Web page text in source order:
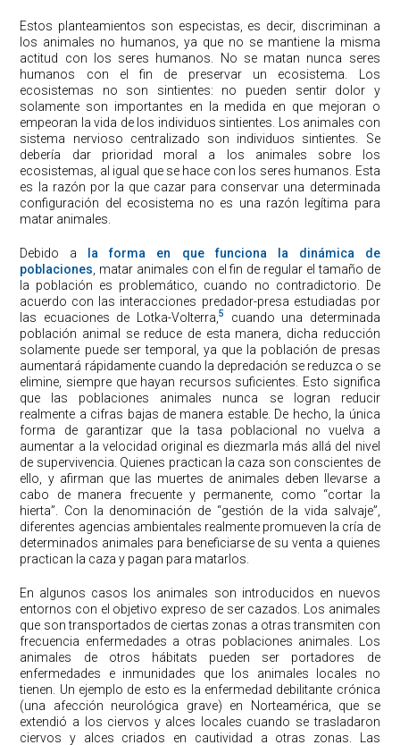
Estos planteamientos son especistas, es decir, discriminan a
los animales no humanos, ya que no se mantiene la misma
actitud con los seres humanos. No se matan nunca seres
humanos con el fin de preservar un ecosistema. Los
ecosistemas no son sintientes: no pueden sentir dolor y
solamente son importantes en la medida en que mejoran o
empeoran la vida de los individuos sintientes. Los animales con
sistema nervioso centralizado son individuos sintientes. Se
debería dar prioridad moral a los animales sobre los
ecosistemas, al igual que se hace con los seres humanos. Esta
es la razón por la que cazar para conservar una determinada
configuración del ecosistema no es una razón legítima para
matar animales.
Debido a
la forma en que funciona la dinámica de
poblaciones , matar animales con el fin de regular el tamaño de
la población es problemático, cuando no contradictorio. De
acuerdo con las interacciones predador-presa estudiadas por
las ecuaciones de Lotka-Volterra, 5
cuando una determinada
población animal se reduce de esta manera, dicha reducción
solamente puede ser temporal, ya que la población de presas
aumentará rápidamente cuando la depredación se reduzca o se
elimine, siempre que hayan recursos suficientes. Esto significa
que las poblaciones animales nunca se logran reducir
realmente a cifras bajas de manera estable. De hecho, la única
forma de garantizar que la tasa poblacional no vuelva a
aumentar a la velocidad original es diezmarla más allá del nivel
de supervivencia. Quienes practican la caza son conscientes de
ello, y afirman que las muertes de animales deben llevarse a
cabo de manera frecuente y permanente, como “cortar la
hierta”. Con la denominación de “gestión de la vida salvaje”,
diferentes agencias ambientales realmente promueven la cría de
determinados animales para beneficiarse de su venta a quienes
practican la caza y pagan para matarlos.
En algunos casos los animales son introducidos en nuevos
entornos con el objetivo expreso de ser cazados. Los animales
que son transportados de ciertas zonas a otras transmiten con
frecuencia enfermedades a otras poblaciones animales. Los
animales de otros hábitats pueden ser portadores de
enfermedades e inmunidades que los animales locales no
tienen. Un ejemplo de esto es la enfermedad debilitante crónica
(una afección neurológica grave) en Norteamérica, que se
extendió a los ciervos y alces locales cuando se trasladaron
ciervos y alces criados en cautividad a otras zonas. Las